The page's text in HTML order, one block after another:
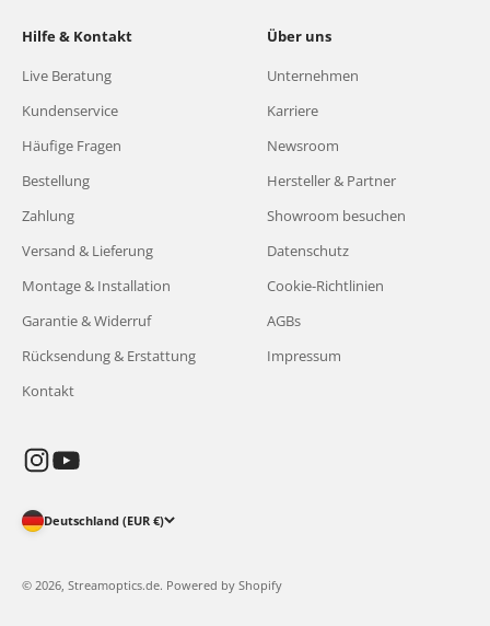
Hilfe & Kontakt
Live Beratung
Kundenservice
Häufige Fragen
Bestellung
Zahlung
Versand & Lieferung
Montage & Installation
Garantie & Widerruf
Rücksendung & Erstattung
Kontakt
Über uns
Unternehmen
Karriere
Newsroom
Hersteller & Partner
Showroom besuchen
Datenschutz
Cookie-Richtlinien
AGBs
Impressum
Deutschland (EUR €)
© 2026, Streamoptics.de. Powered by Shopify